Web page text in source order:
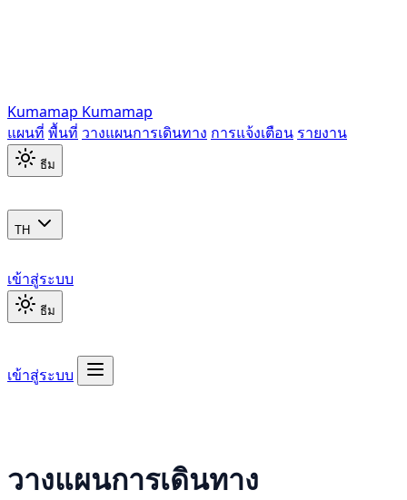
Kumamap Kumamap
แผนที่ พื้นที่ วางแผนการเดินทาง การแจ้งเตือน รายงาน
ธีม
TH
เข้าสู่ระบบ
ธีม
เข้าสู่ระบบ
วางแผนการเดินทาง